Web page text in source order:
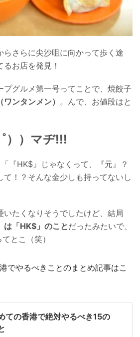
さらに尖沙咀に向かって歩く途
お店を発見！
プグルメ第一号ってことで、焼餃子
ワンタンメン） 。んで、お値段はと
））マヂ!!!
『HK$』じゃなくって、『元』？
て！？そんな金少しも持ってないし
いたくなりそうでしたけど、結局
は「HK$」のことだったみたいで、
とこ（笑）
でやるべきことのまとめ記事はこ
ての香港で絶対やるべき15の